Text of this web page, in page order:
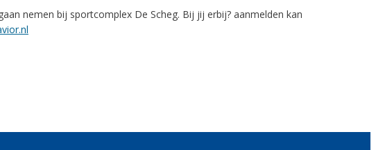
nemen bij sportcomplex De Scheg. Bij jij erbij? aanmelden kan